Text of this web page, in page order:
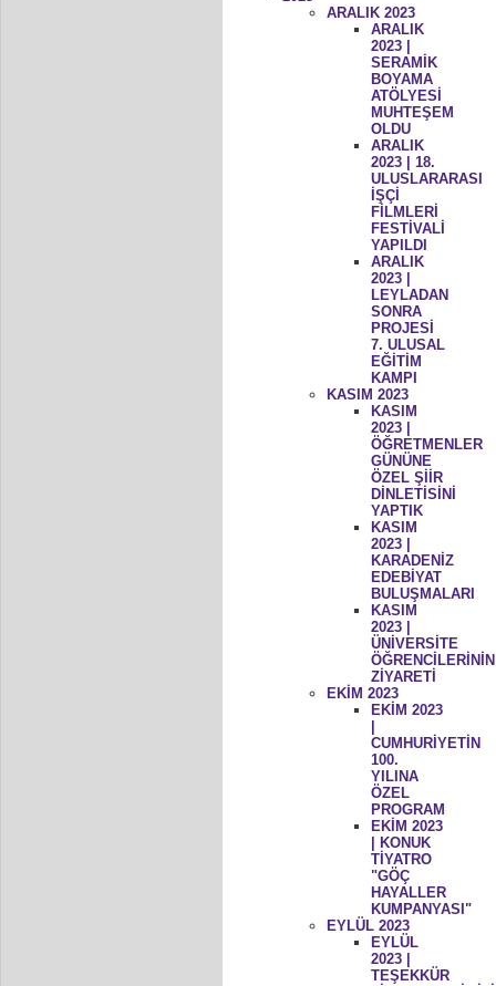
ARALIK 2023
ARALIK
2023 |
SERAMİK
BOYAMA
ATÖLYESİ
MUHTEŞEM
OLDU
ARALIK
2023 | 18.
ULUSLARARASI
İŞÇİ
FİLMLERİ
FESTİVALİ
YAPILDI
ARALIK
2023 |
LEYLADAN
SONRA
PROJESİ
7. ULUSAL
EĞİTİM
KAMPI
KASIM 2023
KASIM
2023 |
ÖĞRETMENLER
GÜNÜNE
ÖZEL ŞİİR
DİNLETİSİNİ
YAPTIK
KASIM
2023 |
KARADENİZ
EDEBİYAT
BULUŞMALARI
KASIM
2023 |
ÜNİVERSİTE
ÖĞRENCİLERİNİN
ZİYARETİ
EKİM 2023
EKİM 2023
CUMHURİYETİN
100.
YILINA
ÖZEL
PROGRAM
EKİM 2023
| KONUK
TİYATRO
"GÖÇ
HAYALLER
KUMPANYASI"
EYLÜL 2023
EYLÜL
2023 |
TEŞEKKÜR